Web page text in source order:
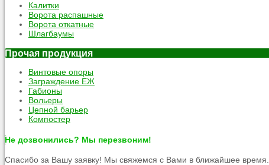
Калитки
Ворота распашные
Ворота откатные
Шлагбаумы
Прочая продукция
Винтовые опоры
Заграждение ЕЖ
Габионы
Вольеры
Цепной барьер
Компостер
Не дозвонились? Мы перезвоним!
Спасибо за Вашу заявку! Мы свяжемся с Вами в ближайшее время.